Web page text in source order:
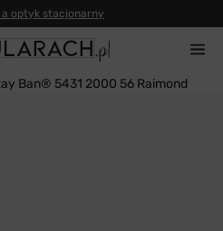
Ray Ban® 5431 2000 56 Raimond